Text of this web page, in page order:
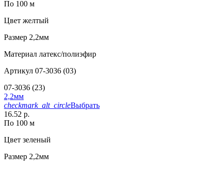
По 100 м
Цвет желтый
Размер 2,2мм
Материал латекс/полиэфир
Артикул 07-3036 (03)
07-3036 (23)
2,2мм
checkmark_alt_circleВыбрать
16.52 р.
По 100 м
Цвет зеленый
Размер 2,2мм